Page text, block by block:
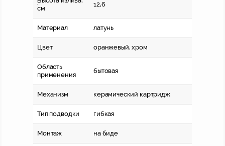
см
12,6
Материал латунь
Цвет оранжевый, хром
Область
применения
бытовая
Механизм керамический картридж
Тип подводки гибкая
Монтаж на биде